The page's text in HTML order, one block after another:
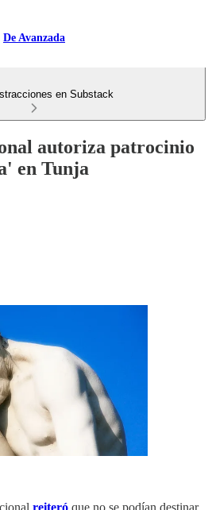
De Avanzada
en Substack
autoriza patrocinio
en Tunja
reiteró que no se podían destinar